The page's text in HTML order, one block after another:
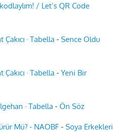
/ Let’s QR Code
· Tabella -Sence Oldu
· Tabella -Yeni Bir
· Tabella -Ön Söz
Mü? - NAOBF -Soya Erkekleri